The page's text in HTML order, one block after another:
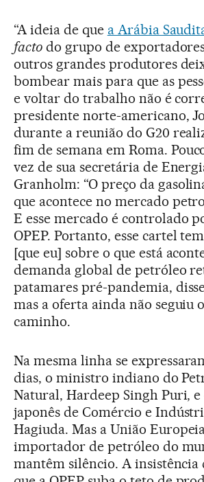
“A ideia de que a Arábia
factodo grupo de
outros grandes produtores
bombear mais para que as
e voltar do trabalho não é
presidente norte-americano,
durante a reunião do G20
fim de semana em Roma.
vez de sua secretária de
Granholm: “O preço da
que acontece no mercado
E esse mercado é controlado
OPEP. Portanto, esse cartel
[que eu] sobre o que está
demanda global de petróleo
patamares pré-pandemia,
mas a oferta ainda não seguiu
caminho.
Na mesma linha se
dias, o ministro indiano do
Natural, Hardeep Singh Puri,
japonês de Comércio e
Hagiuda. Mas a União
importador de petróleo do
mantêm silêncio. A insistência